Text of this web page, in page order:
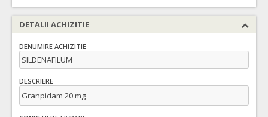
DETALII ACHIZITIE
DENUMIRE ACHIZITIE
SILDENAFILUM
DESCRIERE
Granpidam 20 mg